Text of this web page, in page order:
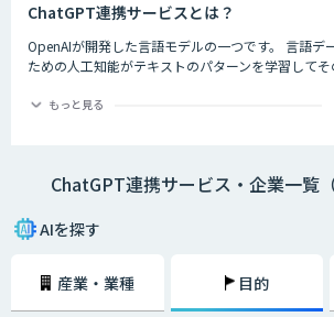
ChatGPT連携サービスとは？
OpenAIが開発した言語モデルの一つです。 言語デ
ための人工知能がテキストのパターンを学習して
ChatGPTの最大の特徴として、人間との自然な対話
もっと見る
ChatGPT連携サービス・企業一覧
AIを探す
産業・業種 目的